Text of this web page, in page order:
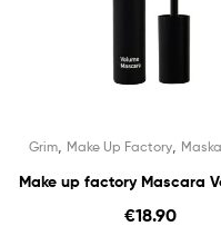
Grim Make Up Factory
Make up factory Mascara
€18.90